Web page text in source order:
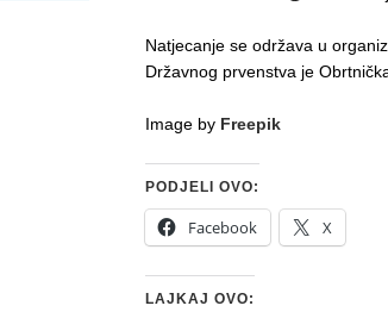
Natjecanje se održava u
Državnog prvenstva je
Image by Freepik
PODJELI OVO:
Facebook X
LAJKAJ OVO: